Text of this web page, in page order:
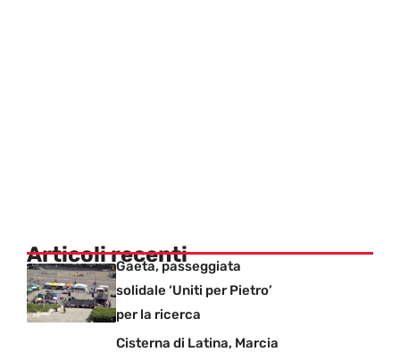
Articoli recenti
Gaeta, passeggiata
solidale ‘Uniti per Pietro’
per la ricerca
Cisterna di Latina, Marcia